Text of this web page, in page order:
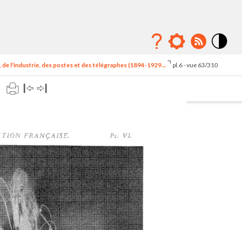
élévé
l'industrie, des postes et des télégraphes (1894-1929... pl.6 - vue 63/310